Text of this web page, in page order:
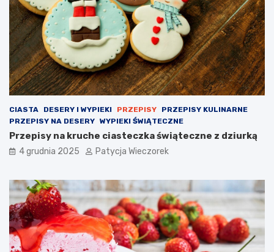
CIASTA DESERY I WYPIEKI PRZEPISY
PRZEPISY KULINARNE
PRZEPISY NA DESERY WYPIEKI ŚWIĄTECZNE
Przepisy na kruche ciasteczka świąteczne z dziurką
4 grudnia 2025 Patycja Wieczorek